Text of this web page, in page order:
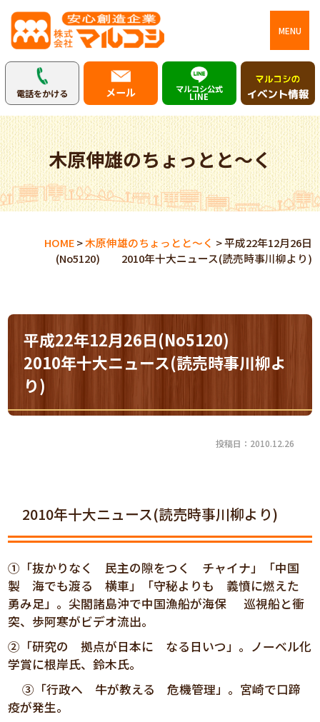
MENU
電話をかける メール マルコシ公式
LINE
木原伸雄のちょっとと～く
HOME>木原伸雄のちょっとと～く >平成22年12月26日
(No5120) 2010年十大ニュース(読売時事川柳より)
平成22年12月26日(No5120)
2010年十大ニュース(読売時事川柳よ
り)
投稿日：2010.12.26
2010年十大ニュース(読売時事川柳より)
①「抜かりなく 民主の隙をつく チャイナ」「中国
製 海でも渡る 横車」「守秘よりも 義憤に燃えた
勇み足」。尖閣諸島沖で中国漁船が海保 巡視船と衝
突、歩阿寒がビデオ流出。
②「研究の 拠点が日本に なる日いつ」。ノーベル化
学賞に根岸氏、鈴木氏。
③「行政へ 牛が教える 危機管理」。宮崎で口蹄
疫が発生。